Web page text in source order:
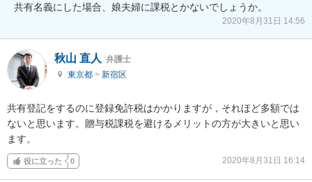
共有名義にした場合、娘夫婦に課税とかないでしょうか。
2020年8月31日 14:56
秋山 直人 弁護士
東京都 > 新宿区
共有登記をするのに登録免許税はかかりますが，それほど多額では
ないと思います。贈与税課税を避けるメリットの方が大きいと思い
ます。
役に立った 0 2020年8月31日 16:14